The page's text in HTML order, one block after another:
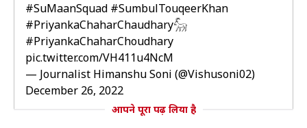
#SuMaanSquad #SumbulTouqeerKhan
#PriyankaChaharChaudhary𓃵
#PriyankaChaharChoudhary
pic.twitter.com/VH411u4NcM
— Journalist Himanshu Soni (@Vishusoni02)
December 26, 2022
आपने पूरा पढ़ लिया है